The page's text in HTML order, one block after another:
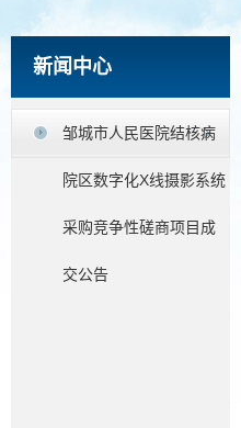
新闻中心
邹城市人民医院结核病
院区数字化X线摄影系统
采购竞争性磋商项目成
交公告